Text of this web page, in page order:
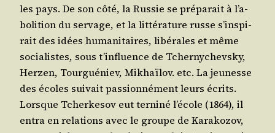
les pays. De son côté, la Rus­sie se pré­pa­rait à l’a­
bo­li­tion du ser­vage, et la lit­té­ra­ture russe s’ins­pi­
rait des idées huma­ni­taires, libé­rales et même
socia­listes, sous t’in­fluence de Tcher­ny­chevs­ky,
Her­zen, Tour­gué­niev, Mikhaï­lov. etc. La jeu­nesse
des écoles sui­vait pas­sion­né­ment leurs écrits.
Lorsque Tcher­ke­sov eut ter­ni­né l’é­cole (1864), il
entra en rela­tions avec le groupe de Kara­ko­zov,